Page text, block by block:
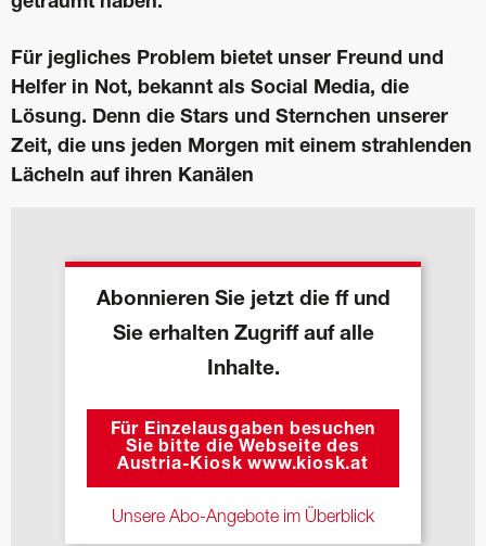
Für jegliches Problem bietet unser Freund und
Helfer in Not, bekannt als Social Media, die
Lösung. Denn die Stars und Sternchen unserer
Zeit, die uns jeden Morgen mit einem strahlenden
Lächeln auf ihren Kanälen
Abonnieren Sie jetzt die ff und
Sie erhalten Zugriff auf alle
Inhalte.
Für Einzelausgaben besuchen
Sie bitte die Webseite des
Austria-Kiosk www.kiosk.at
Unsere Abo-Angebote im Überblick